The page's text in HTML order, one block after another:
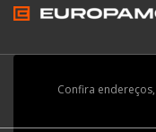
Confira